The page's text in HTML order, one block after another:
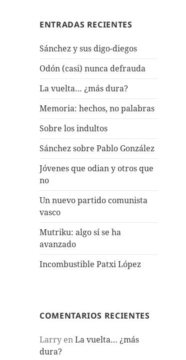
ENTRADAS RECIENTES
Sánchez y sus digo-diegos
Odón (casi) nunca defrauda
La vuelta… ¿más dura?
Memoria: hechos, no palabras
Sobre los indultos
Sánchez sobre Pablo González
Jóvenes que odian y otros que
no
Un nuevo partido comunista
vasco
Mutriku: algo sí se ha
avanzado
Incombustible Patxi López
COMENTARIOS RECIENTES
Larry enLa vuelta… ¿más
dura?